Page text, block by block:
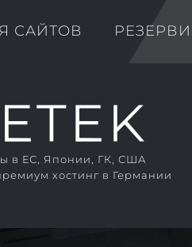
САЙТОВ
в ЕС, Японии, ГК, США
хостинг в Германии